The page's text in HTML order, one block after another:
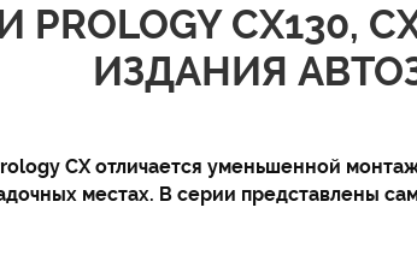
CX130,
ИЗДАНИЯ
CX отличается уменьшенной
местах. В серии представлены